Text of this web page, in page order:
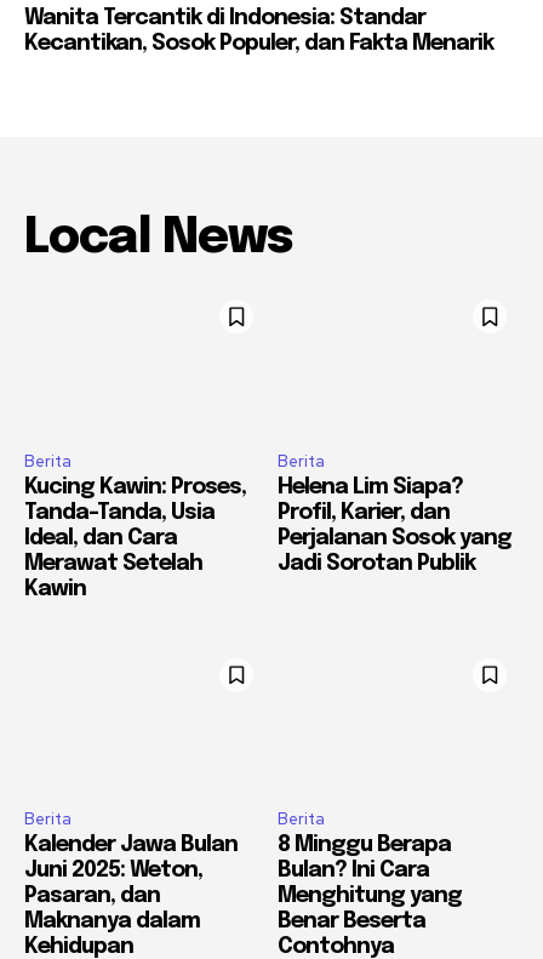
Wanita Tercantik di Indonesia: Standar
Kecantikan, Sosok Populer, dan Fakta Menarik
Local News
Berita
Kucing Kawin: Proses,
Tanda-Tanda, Usia
Ideal, dan Cara
Merawat Setelah
Kawin
Berita
Helena Lim Siapa?
Profil, Karier, dan
Perjalanan Sosok yang
Jadi Sorotan Publik
Berita
Kalender Jawa Bulan
Juni 2025: Weton,
Pasaran, dan
Maknanya dalam
Kehidupan
Berita
8 Minggu Berapa
Bulan? Ini Cara
Menghitung yang
Benar Beserta
Contohnya